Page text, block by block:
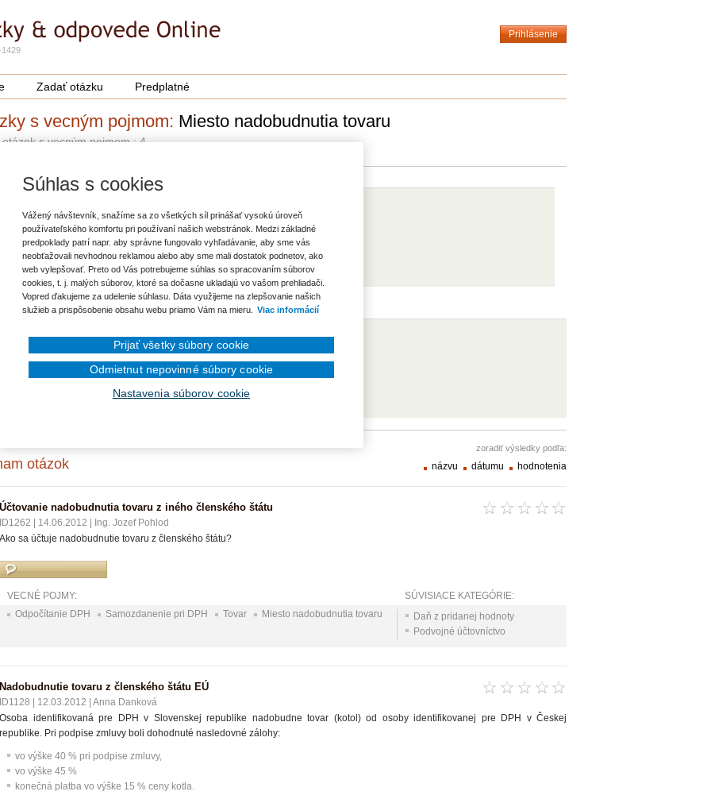
1429
Prihlásenie
Zadať otázku Predplatné
s vecným pojmom: Miesto nadobudnutia tovaru
otázok s vecným pojmom : 4
OTÁZKY
Nadobudnutie tovaru z členského štátu EÚ
DPH na tovar kúpený v Českej republike
OTÁZKY
DPH na tovar kúpený v Českej republike
Účtovanie nadobudnutia tovaru z iného členského štátu
otázok
zoradiť výsledky podľa:
názvu dátumu hodnotenia
Účtovanie nadobudnutia tovaru z iného členského štátu
ID1262 14.06.2012
Ing. Jozef Pohlod
Ako sa účtuje nadobudnutie tovaru z členského štátu?
VECNÉ POJMY:
Odpočítanie DPH
Samozdanenie pri DPH Tovar Miesto nadobudnutia tovaru
SÚVISIACE KATEGÓRIE:
Daň z pridanej hodnoty
Podvojné účtovníctvo
Nadobudnutie tovaru z členského štátu EÚ
ID1128 12.03.2012
Anna Danková
Osoba identifikovaná pre DPH v Slovenskej republike nadobudne tovar (kotol) od osoby identifikovanej pre DPH v Českej
republike. Pri podpise zmluvy boli dohodnuté nasledovné zálohy:
vo výške 40 % pri podpise zmluvy,
vo výške 45 %
konečná platba vo výške 15 % ceny kotla.
Súhlas s cookies
Vážený návštevník, snažíme sa zo všetkých síl prinášať vysokú úroveň
používateľského komfortu pri používaní našich webstránok. Medzi základné
predpoklady patrí napr. aby správne fungovalo vyhľadávanie, aby sme vás
neobťažovali nevhodnou reklamou alebo aby sme mali dostatok podnetov, ako
web vylepšovať. Preto od Vás potrebujeme súhlas so spracovaním súborov
cookies, t. j. malých súborov, ktoré sa dočasne ukladajú vo vašom prehliadači.
Vopred ďakujeme za udelenie súhlasu. Dáta využijeme na zlepšovanie našich
služieb a prispôsobenie obsahu webu priamo Vám na mieru.
Viac informácií
Nastavenia súborov cookie
Odmietnut nepovinné súbory cookie
Prijať všetky súbory cookie